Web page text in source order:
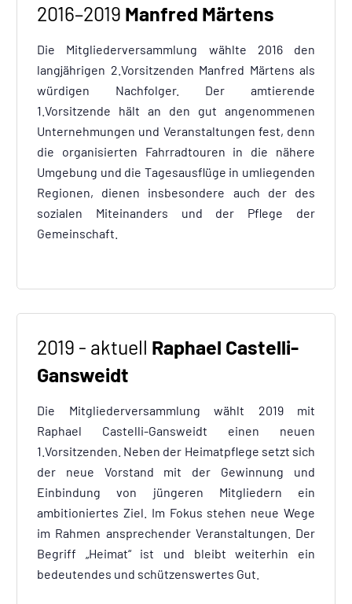
2016–2019 Manfred Märtens
Die Mitgliederversammlung wählte 2016 den
langjährigen 2.Vorsitzenden Manfred Märtens als
würdigen Nachfolger. Der amtierende
1.Vorsitzende hält an den gut angenommenen
Unternehmungen und Veranstaltungen fest, denn
die organisierten Fahrradtouren in die nähere
Umgebung und die Tagesausflüge in umliegenden
Regionen, dienen insbesondere auch der des
sozialen Miteinanders und der Pflege der
Gemeinschaft.
2019 - aktuell Raphael Castelli-
Gansweidt
Die Mitgliederversammlung wählt 2019 mit
Raphael Castelli-Gansweidt einen neuen
1.Vorsitzenden. Neben der Heimatpflege setzt sich
der neue Vorstand mit der Gewinnung und
Einbindung von jüngeren Mitgliedern ein
ambitioniertes Ziel. Im Fokus stehen neue Wege
im Rahmen ansprechender Veranstaltungen. Der
Begriff „Heimat“ ist und bleibt weiterhin ein
bedeutendes und schützenswertes Gut.